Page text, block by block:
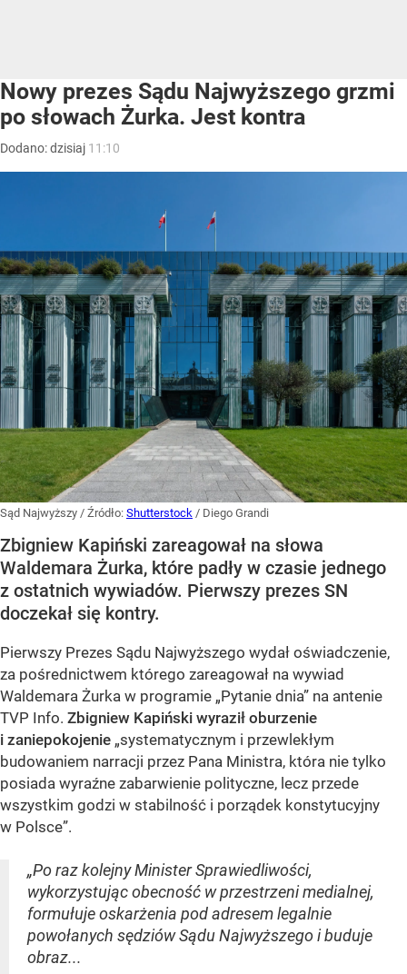
Nowy prezes Sądu Najwyższego grzmi
po słowach Żurka. Jest kontra
Dodano:dzisiaj 11:10
Sąd Najwyższy / Źródło: Shutterstock / Diego Grandi
Zbigniew Kapiński zareagował na słowa
Waldemara Żurka, które padły w czasie jednego
z ostatnich wywiadów. Pierwszy prezes SN
doczekał się kontry.
Pierwszy Prezes Sądu Najwyższego wydał oświadczenie,
za pośrednictwem którego zareagował na wywiad
Waldemara Żurka w programie „Pytanie dnia” na antenie
TVP Info. Zbigniew Kapiński wyraził oburzenie
i zaniepokojenie „systematycznym i przewlekłym
budowaniem narracji przez Pana Ministra, która nie tylko
posiada wyraźne zabarwienie polityczne, lecz przede
wszystkim godzi w stabilność i porządek konstytucyjny
w Polsce”.
„Po raz kolejny Minister Sprawiedliwości,
wykorzystując obecność w przestrzeni medialnej,
formułuje oskarżenia pod adresem legalnie
powołanych sędziów Sądu Najwyższego i buduje
obraz...